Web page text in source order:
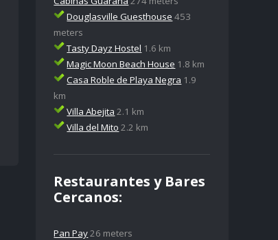
Douglasville Guesthouse 453
meters
Tasty Dayz Hostel 1.6 km
Magic Moon Beach House 1.8 km
Casa Roble de Playa Negra 1.9
km
Villa Abejita 2.1 km
Villa del Mito 2.2 km
Restaurantes y Bares
Cercanos:
Pan Pay26 meters